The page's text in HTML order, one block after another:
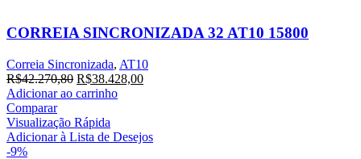
CORREIA SINCRONIZADA 32 AT10 15800
Correia Sincronizada, AT10
R$42.270,80 O
preço
era:
R$42.270,80.
R$38.428,00O
R$38.428,00.
Adicionar ao carrinho
Comparar
Visualização Rápida
Adicionar à Lista de Desejos
-9%